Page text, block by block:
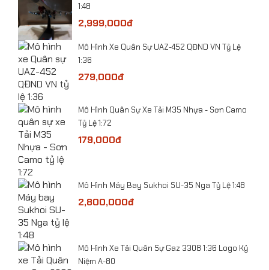
Mô hình máy bay Trực Thăng Ka-32A tỷ lệ 1:48
1:48
2,999,000đ
Mô Hình Xe Quân Sự UAZ-452 QĐND VN Tỷ Lệ
1:36
279,000đ
​Mô Hình Quân Sự Xe Tải M35 Nhựa - Sơn Camo
Tỷ Lệ 1:72
179,000đ
Mô Hình Máy Bay Sukhoi SU-35 Nga Tỷ Lệ 1:48
2,800,000đ
​Mô Hình Xe Tải Quân Sự Gaz 3308 1:36 Logo Kỷ
Niệm A-80